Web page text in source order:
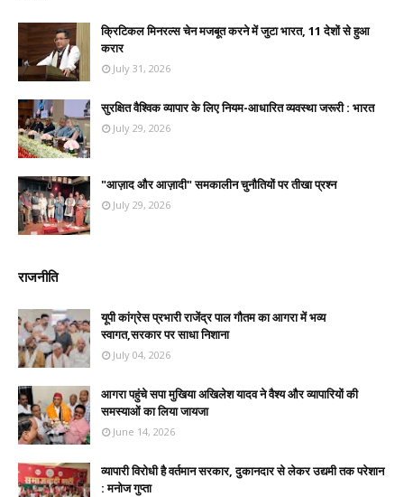
क्रिटिकल मिनरल्स चेन मजबूत करने में जुटा भारत, 11 देशों से हुआ
करार
July 31, 2026
सुरक्षित वैश्विक व्यापार के लिए नियम-आधारित व्यवस्था जरूरी : भारत
July 29, 2026
"आज़ाद और आज़ादी" समकालीन चुनौतियों पर तीखा प्रश्न
July 29, 2026
राजनीति
यूपी कांग्रेस प्रभारी राजेंद्र पाल गौतम का आगरा में भव्य
स्वागत,सरकार पर साधा निशाना
July 04, 2026
आगरा पहुंचे सपा मुखिया अखिलेश यादव ने वैश्य और व्यापारियों की
समस्याओं का लिया जायजा
June 14, 2026
व्यापारी विरोधी है वर्तमान सरकार, दुकानदार से लेकर उद्यमी तक परेशान
: मनोज गुप्ता